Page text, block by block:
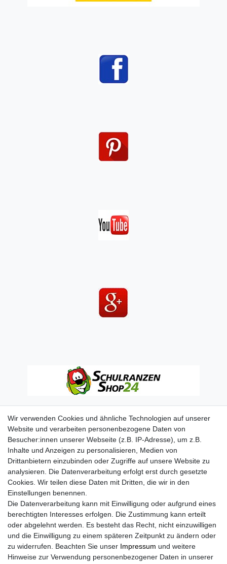
Wir verwenden Cookies und ähnliche Technologien auf unserer
Website und verarbeiten personenbezogene Daten von
Besucher:innen unserer Webseite (z.B. IP-Adresse), um z.B.
Inhalte und Anzeigen zu personalisieren, Medien von
Drittanbietern einzubinden oder Zugriffe auf unsere Website zu
analysieren. Die Datenverarbeitung erfolgt erst durch gesetzte
Cookies. Wir teilen diese Daten mit Dritten, die wir in den
Einstellungen benennen.
Die Datenverarbeitung kann mit Einwilligung oder aufgrund eines
berechtigten Interesses erfolgen. Die Zustimmung kann erteilt
oder abgelehnt werden. Es besteht das Recht, nicht einzuwilligen
und die Einwilligung zu einem späteren Zeitpunkt zu ändern oder
zu widerrufen. Beachten Sie unser Impressum und weitere
Hinweise zur Verwendung personenbezogener Daten in unserer